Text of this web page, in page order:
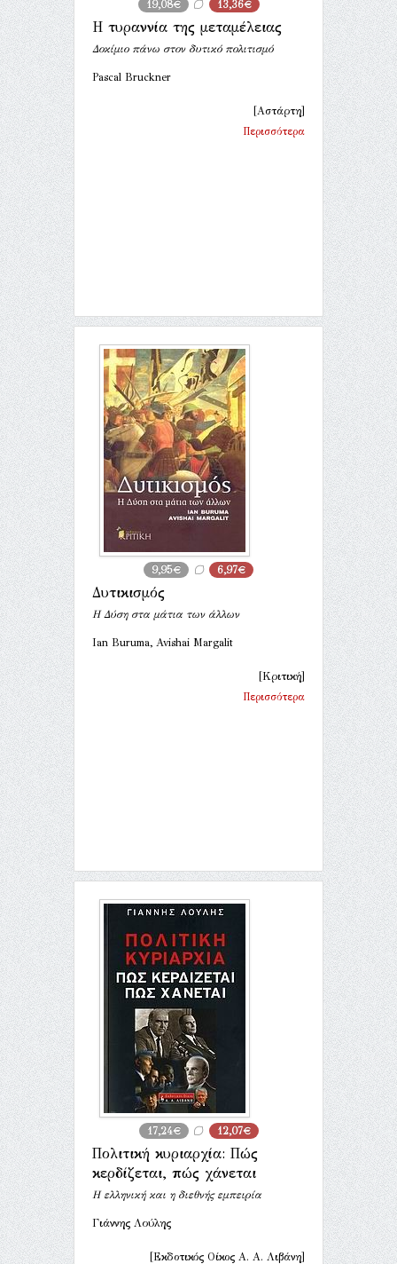
19,08€ 13,36€
Η τυραννία της μεταμέλειας
Δοκίμιο πάνω στον δυτικό πολιτισμό
Pascal Bruckner
[Αστάρτη]
Περισσότερα
9,95€ 6,97€
Δυτικισμός
Η Δύση στα μάτια των άλλων
Ian Buruma, Avishai Margalit
[Κριτική]
Περισσότερα
17,24€ 12,07€
Πολιτική κυριαρχία: Πώς
κερδίζεται, πώς χάνεται
Η ελληνική και η διεθνής εμπειρία
Γιάννης Λούλης
[Εκδοτικός Οίκος Α. Α. Λιβάνη]